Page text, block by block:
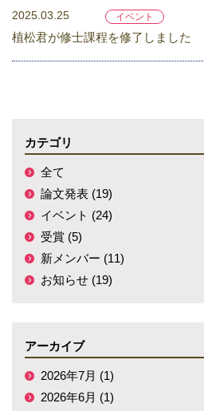
2025.03.25 イベント
植松君が修士課程を修了しました
カテゴリ
全て
論文発表 (19)
イベント (24)
受賞 (5)
新メンバー (11)
お知らせ (19)
アーカイブ
2026年7月 (1)
2026年6月 (1)